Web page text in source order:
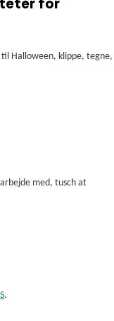
for
Halloween, klippe, tegne,
med, tusch at
.